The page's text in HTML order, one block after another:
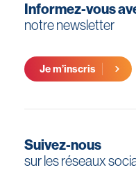
Informez-vous
notre newsletter
Je m’inscris
Suivez-nous
sur les réseaux